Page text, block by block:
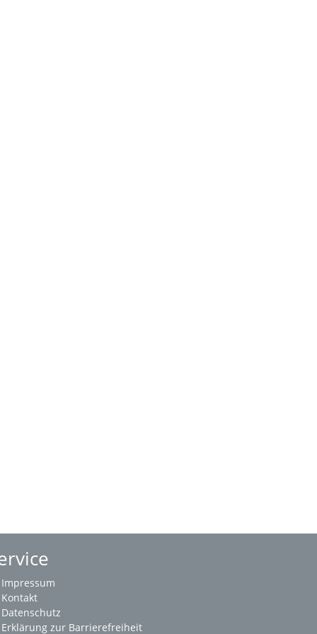
Impressum
Kontakt
Datenschutz
Erklärung zur Barrierefreiheit